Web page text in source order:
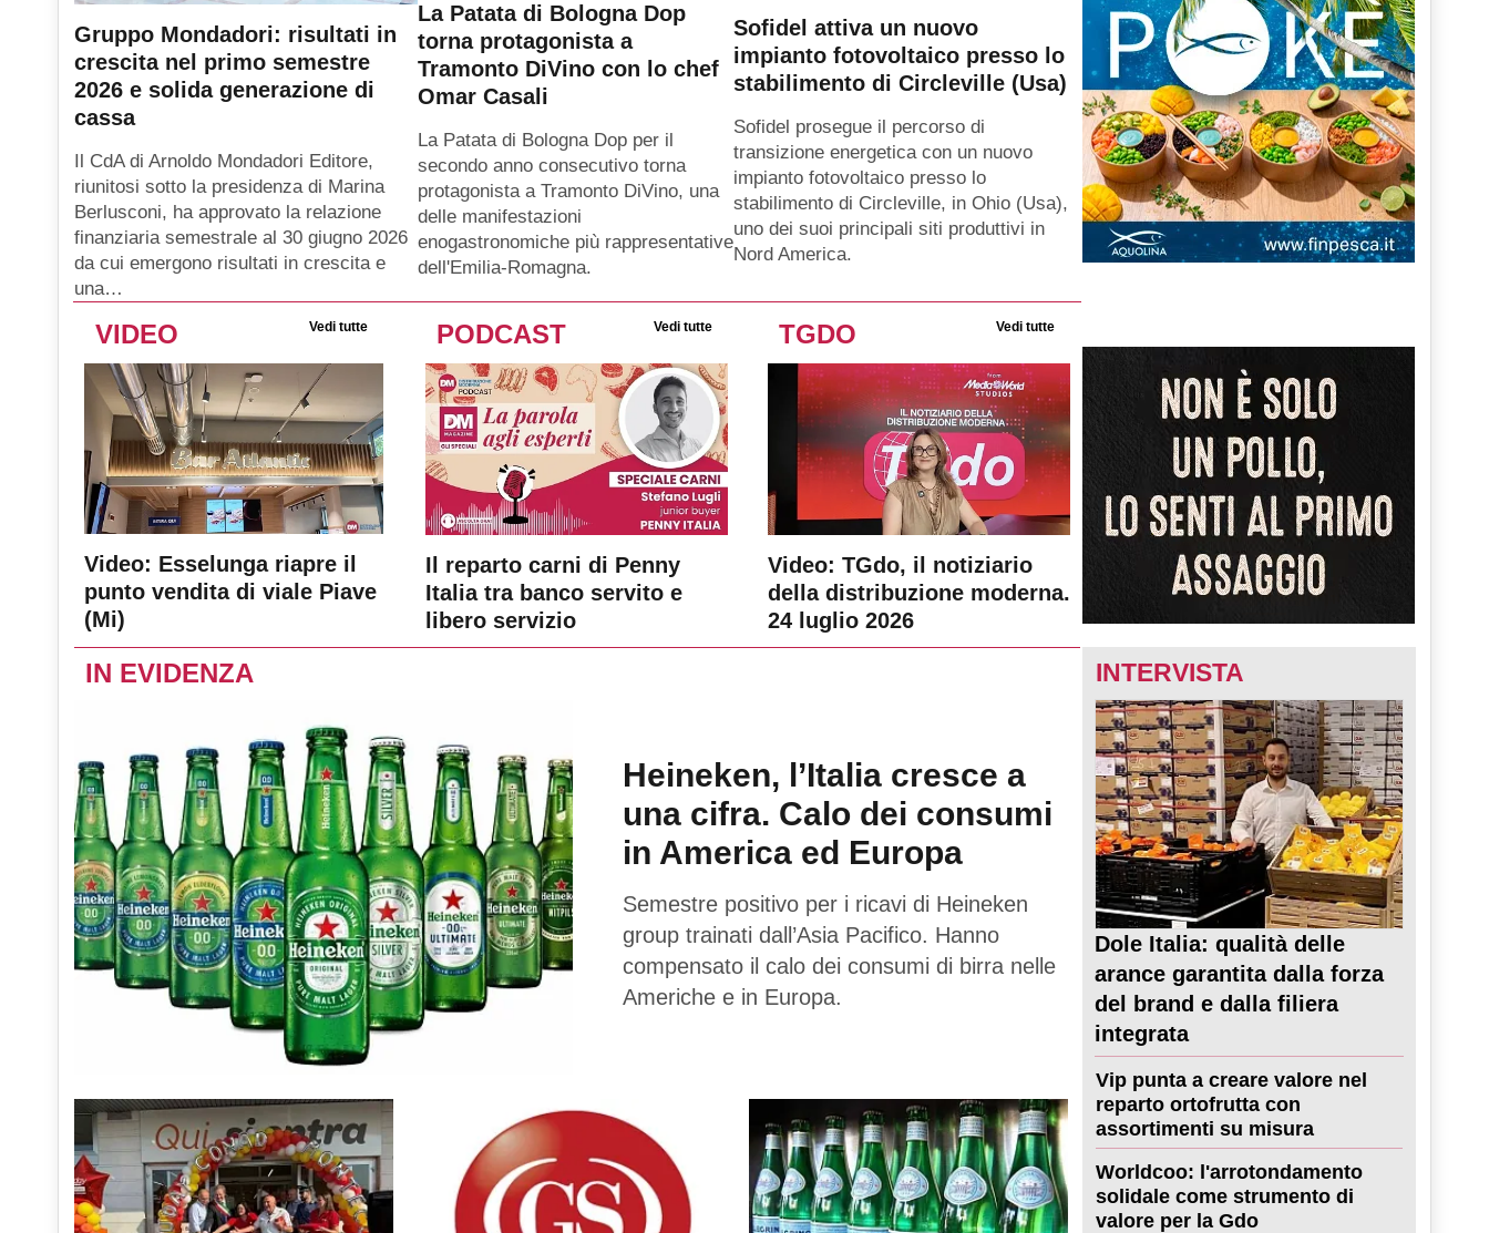
Gruppo Mondadori: risultati in
crescita nel primo semestre
2026 e solida generazione di
cassa
Il CdA di Arnoldo Mondadori Editore,
riunitosi sotto la presidenza di Marina
Berlusconi, ha approvato la relazione
finanziaria semestrale al 30 giugno 2026
da cui emergono risultati in crescita e
una…
La Patata di Bologna Dop
torna protagonista a
Tramonto DiVino con lo chef
Omar Casali
La Patata di Bologna Dop per il
secondo anno consecutivo torna
protagonista a Tramonto DiVino, una
delle manifestazioni
enogastronomiche più rappresentative
dell'Emilia-Romagna.
Sofidel attiva un nuovo
impianto fotovoltaico presso lo
stabilimento di Circleville (Usa)
Sofidel prosegue il percorso di
transizione energetica con un nuovo
impianto fotovoltaico presso lo
stabilimento di Circleville, in Ohio (Usa),
uno dei suoi principali siti produttivi in
Nord America.
VIDEO Vedi tutte
Video: Esselunga riapre il
punto vendita di viale Piave
(Mi)
PODCAST Vedi tutte
Il reparto carni di Penny
Italia tra banco servito e
libero servizio
TGDO Vedi tutte
Video: TGdo, il notiziario
della distribuzione moderna.
24 luglio 2026
IN EVIDENZA
Heineken, l’Italia cresce a
una cifra. Calo dei consumi
in America ed Europa
Semestre positivo per i ricavi di Heineken
group trainati dall’Asia Pacifico. Hanno
compensato il calo dei consumi di birra nelle
Americhe e in Europa.
INTERVISTA
Dole Italia: qualità delle
arance garantita dalla forza
del brand e dalla filiera
integrata
Vip punta a creare valore nel
reparto ortofrutta con
assortimenti su misura
Worldcoo: l'arrotondamento
solidale come strumento di
valore per la Gdo